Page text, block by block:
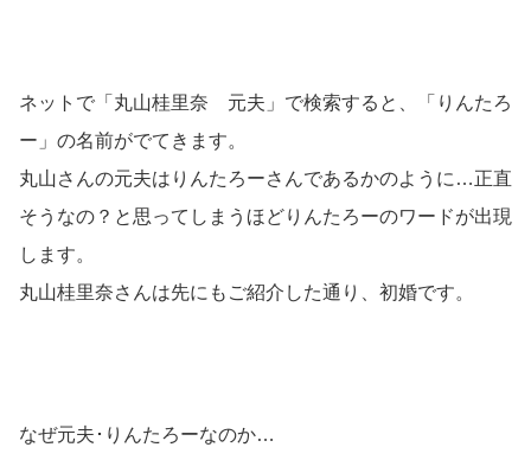
ネットで「丸山桂里奈 元夫」で検索すると、「りんたろ
ー」の名前がでてきます。
丸山さんの元夫はりんたろーさんであるかのように…正直
そうなの？と思ってしまうほどりんたろーのワードが出現
します。
丸山桂里奈さんは先にもご紹介した通り、初婚です。
なぜ元夫･りんたろーなのか…